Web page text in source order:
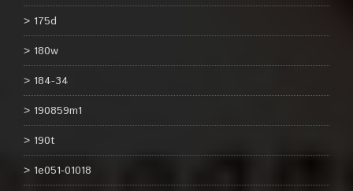
175d
180w
184-34
190859m1
190t
1e051-01018